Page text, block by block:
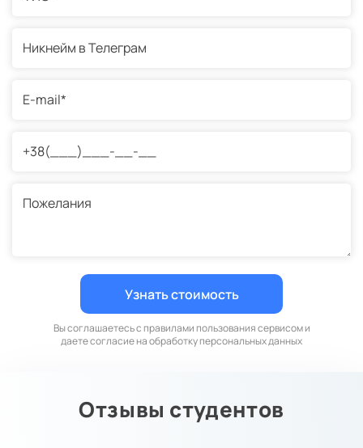
Вы соглашаетесь с правилами пользования сервисом и
даете согласие на обработку персональных данных
Отзывы студентов